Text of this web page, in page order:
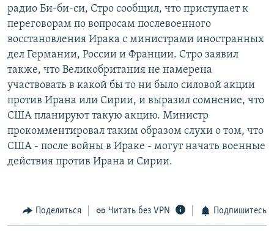
СОЦИАЛЬНЫЕ СЕТИ
Все сайты РСЕ/РС
радио Би-би-си, Стро сообщил, что приступает к
переговорам по вопросам послевоенного
восстановления Ирака с министрами иностранных
дел Германии, России и Франции. Стро заявил
также, что Великобритания не намерена
участвовать в какой бы то ни было силовой акции
против Ирана или Сирии, и выразил сомнение, что
США планируют такую акцию. Министр
прокомментировал таким образом слухи о том, что
США - после войны в Ираке - могут начать военные
действия против Ирана и Сирии.
Поделиться Читать без VPN Подпишитесь